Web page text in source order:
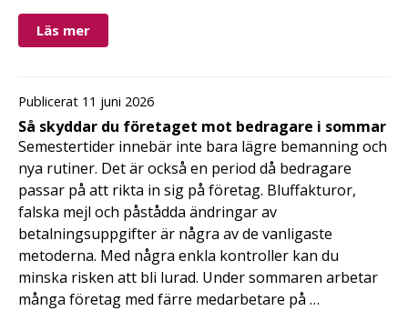
Läs mer
Publicerat 11 juni 2026
Så skyddar du företaget mot bedragare i sommar
Semestertider innebär inte bara lägre bemanning och
nya rutiner. Det är också en period då bedragare
passar på att rikta in sig på företag. Bluffakturor,
falska mejl och påstådda ändringar av
betalningsuppgifter är några av de vanligaste
metoderna. Med några enkla kontroller kan du
minska risken att bli lurad. Under sommaren arbetar
många företag med färre medarbetare på …